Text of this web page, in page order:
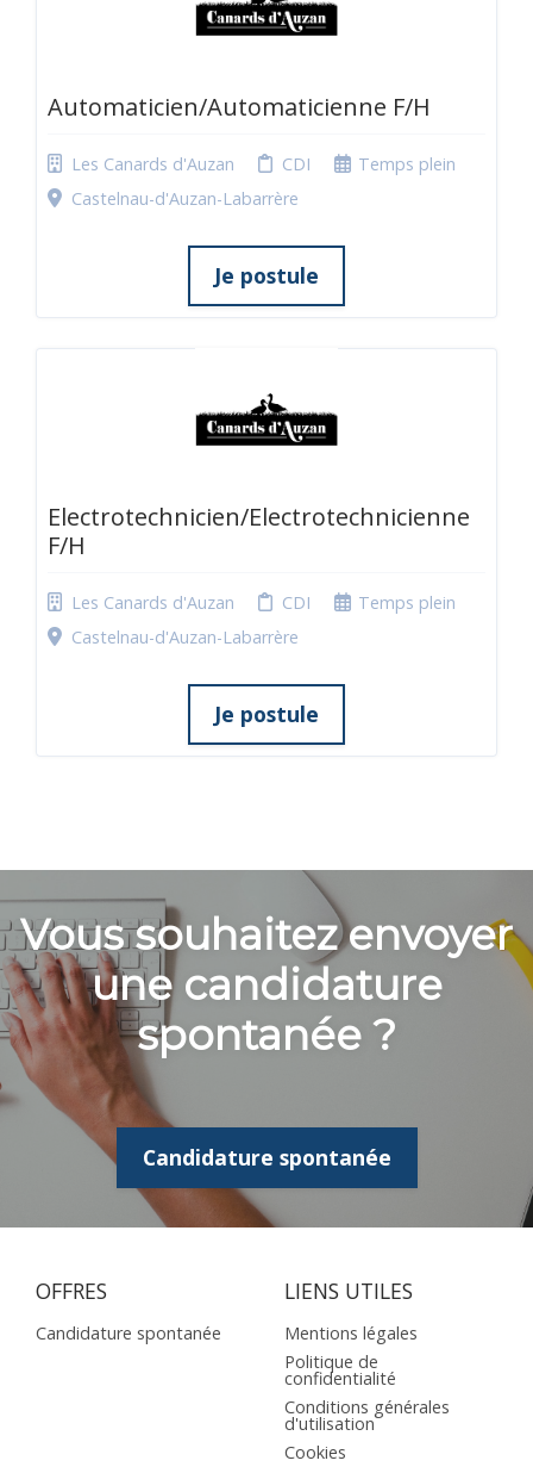
Automaticien/Automaticienne F/H
Les Canards d'Auzan CDI
Temps plein
Castelnau-d'Auzan-Labarrère
Je postule
Electrotechnicien/Electrotechnicienne
F/H
Les Canards d'Auzan CDI
Temps plein
Castelnau-d'Auzan-Labarrère
Je postule
Vous souhaitez envoyer
une candidature
spontanée ?
Candidature spontanée
OFFRES
Candidature spontanée
LIENS UTILES
Mentions légales
Politique de
confidentialité
Conditions générales
d'utilisation
Cookies